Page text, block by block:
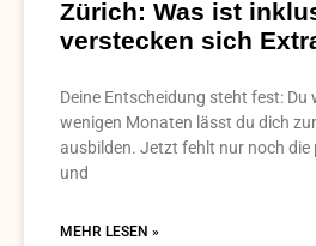
Zürich: Was ist
verstecken sich
Deine Entscheidung steht fest: Du
wenigen Monaten lässt du dich
ausbilden. Jetzt fehlt nur noch die
und
MEHR LESEN »